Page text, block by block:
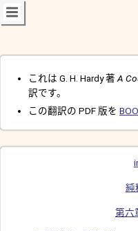
これは G. H. Hardy 著 A
訳です。
この翻訳の PDF 版を
純
第六